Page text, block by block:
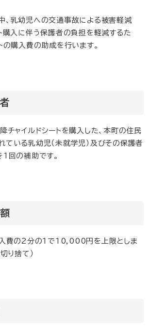
、乳幼児への交通事故による被害軽減
購入に伴う保護者の負担を軽減するた
の購入費の助成を行います。
ャイルドシートを購入した、本町の住民
ている乳幼児（未就学児）及びその保護者
回の補助です。
入費の2分の1で10,000円を上限としま
り捨て）